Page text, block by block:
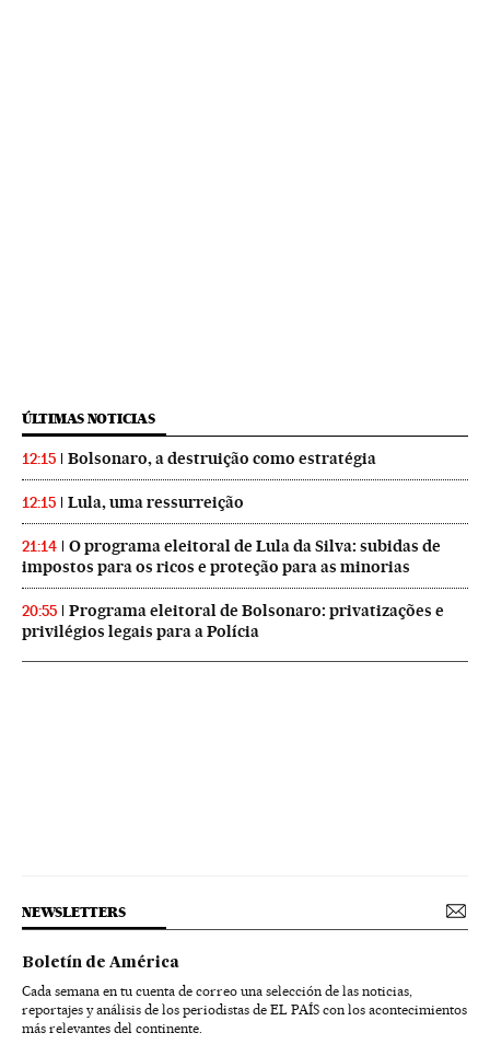
ÚLTIMAS NOTICIAS
12:15 Bolsonaro, a destruição como estratégia
12:15 Lula, uma ressurreição
21:14
O programa eleitoral de Lula da Silva: subidas de
impostos para os ricos e proteção para as minorias
20:55
Programa eleitoral de Bolsonaro: privatizações e
privilégios legais para a Polícia
NEWSLETTERS
Boletín de América
Cada semana en tu cuenta de correo una selección de las noticias,
reportajes y análisis de los periodistas de EL PAÍS con los acontecimientos
más relevantes del continente.